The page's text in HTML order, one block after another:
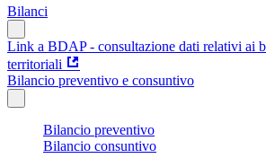
Bilanci
Link a BDAP - consultazione dati relativi ai
territoriali
Bilancio preventivo e consuntivo
Bilancio preventivo
Bilancio consuntivo